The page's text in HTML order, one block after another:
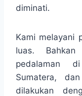
diminati.
Kami melayani
luas.
pedalaman
Sumatera,
dilakukan